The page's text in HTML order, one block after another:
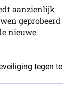
aanzienlijk
geprobeerd
nieuwe